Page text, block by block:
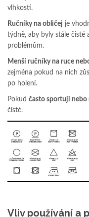
vlhkostí.
Ručníky na obličej je
týdně, aby byly stále čisté
problémům.
Menší ručníky na ruce
zejména pokud na nich
po holení.
Pokud často sportuji nebo
čisté.
Vliv používání a